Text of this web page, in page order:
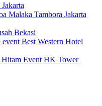
Malaka Tambora Jakarta
Bekasi
Best Western Hotel
Event HK Tower